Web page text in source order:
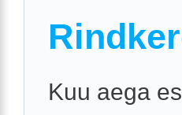
Kuu aega